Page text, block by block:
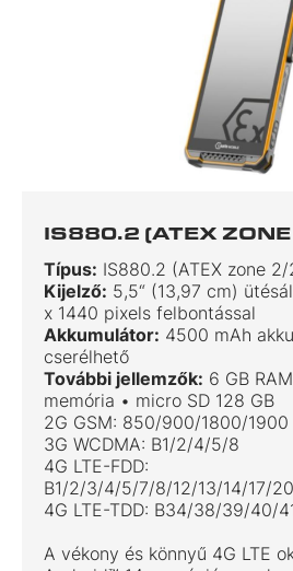
IS880.2 (ATEX
Típus: IS880.2 (ATEX zone 2/
Kijelző: 5,5“ (13,97 cm)
x 1440 pixels felbontással
Akkumulátor: 4500 mAh
cserélhető
További jellemzők: 6 GB
memória • micro SD 128 GB
2G GSM: 850/900/1800/1900
3G WCDMA: B1/2/4/5/8
4G LTE-FDD:
B1/2/3/4/5/7/8/12/13/14/17/
4G LTE-TDD: B34/38/39/40/
A vékony és könnyű 4G LTE